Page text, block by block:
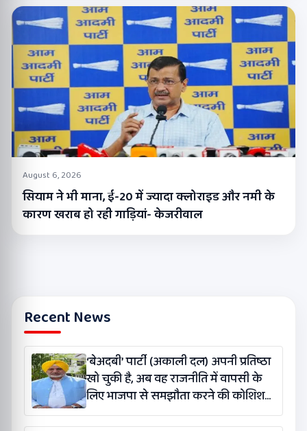
August 6, 2026
सियाम ने भी माना, ई-20 में ज्यादा क्लोराइड और नमी के
कारण खराब हो रही गाड़ियां- केजरीवाल
Recent News
‘बेअदबी’ पार्टी (अकाली दल) अपनी प्रतिष्ठा
खो चुकी है, अब वह राजनीति में वापसी के
लिए भाजपा से समझौता करने की कोशिश
कर रही है: बलतेज पन्नू